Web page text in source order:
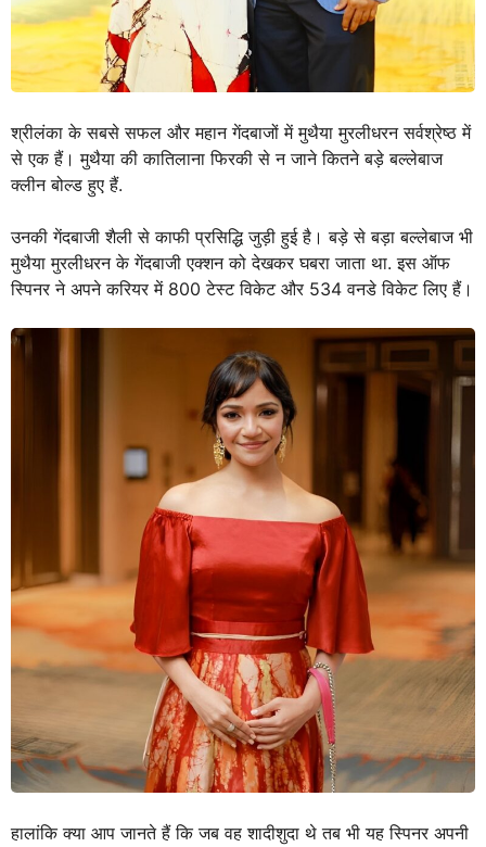
श्रीलंका के सबसे सफल और महान गेंदबाजों में मुथैया मुरलीधरन सर्वश्रेष्ठ में
से एक हैं। मुथैया की कातिलाना फिरकी से न जाने कितने बड़े बल्लेबाज
क्लीन बोल्ड हुए हैं.
उनकी गेंदबाजी शैली से काफी प्रसिद्धि जुड़ी हुई है। बड़े से बड़ा बल्लेबाज भी
मुथैया मुरलीधरन के गेंदबाजी एक्शन को देखकर घबरा जाता था. इस ऑफ
स्पिनर ने अपने करियर में 800 टेस्ट विकेट और 534 वनडे विकेट लिए हैं।
हालांकि क्या आप जानते हैं कि जब वह शादीशुदा थे तब भी यह स्पिनर अपनी